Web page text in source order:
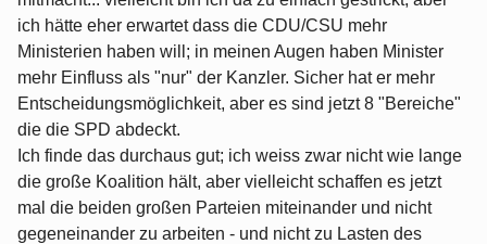
ich hätte eher erwartet dass die CDU/CSU mehr
Ministerien haben will; in meinen Augen haben Minister
mehr Einfluss als "nur" der Kanzler. Sicher hat er mehr
Entscheidungsmöglichkeit, aber es sind jetzt 8 "Bereiche"
die die SPD abdeckt.
Ich finde das durchaus gut; ich weiss zwar nicht wie lange
die große Koalition hält, aber vielleicht schaffen es jetzt
mal die beiden großen Parteien miteinander und nicht
gegeneinander zu arbeiten - und nicht zu Lasten des